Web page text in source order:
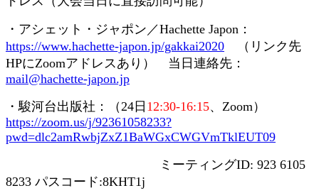
・アシェット・ジャポン／Hachette Japon ：
https://www.hachette-japon.jp/gakkai2020 （リンク先
HPにZoomアドレスあり） 当日連絡先：
mail@hachette-japon.jp
・駿河台出版社：（24 日 12:30-16:15、 Zoom）
https://zoom.us/j/92361058233?
pwd=dlc2amRwbjZxZ1BaWGxCWGVmTklEUT09
ミーティングID: 923 6105
8233 パスコード:8KHT1j